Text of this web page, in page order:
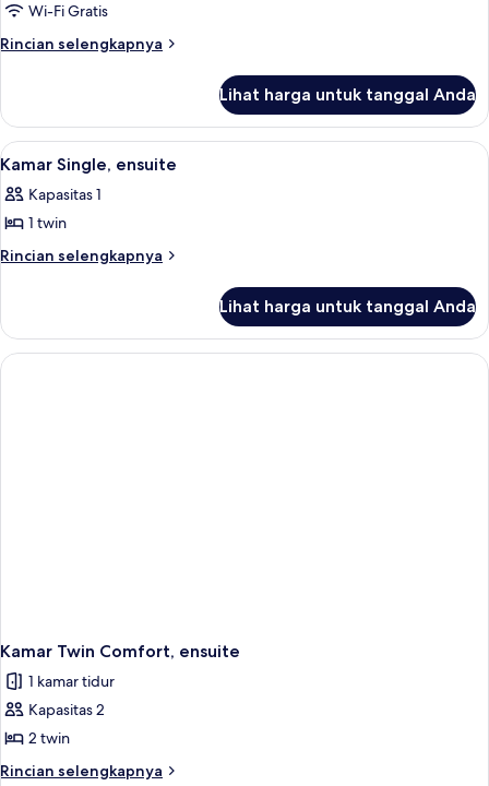
Wi-Fi Gratis
Rincian selengkapnya
Rincian
Kamar
Double
Superior,
Lihat harga untuk tanggal Anda
Lihat
semua
foto
untuk
Kamar
1
Kamar Single, ensuite
Kapasitas 1
1 twin
Rincian selengkapnya
Rincian
Kamar
Single,
ensuite
Lihat harga untuk tanggal Anda
Kamar Twin Comfort, ensuite
1 kamar tidur
Kapasitas 2
2 twin
Rincian selengkapnya
Rincian